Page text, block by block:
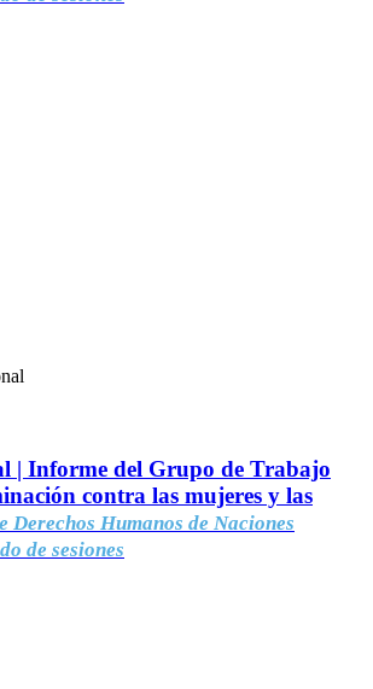
| Informe del Grupo de Trabajo
contra las mujeres y las
Derechos Humanos de Naciones
de sesiones